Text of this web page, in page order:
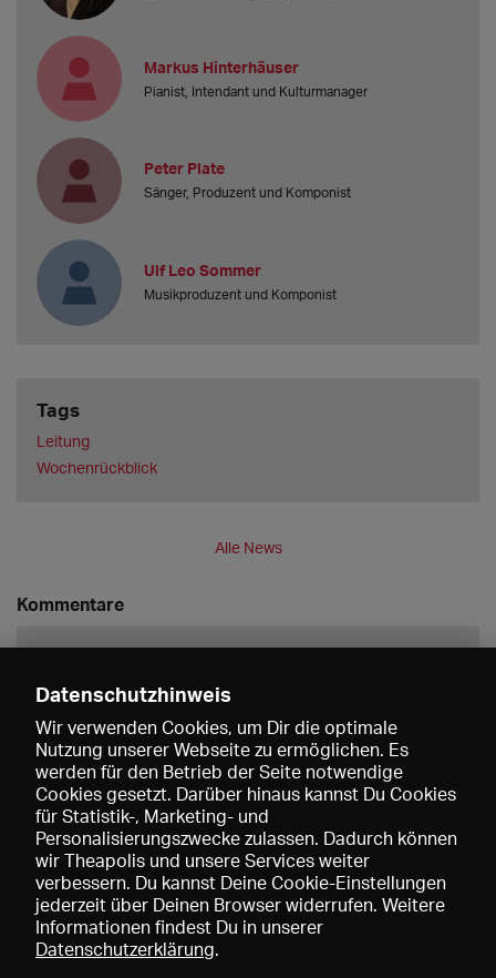
Markus Hinterhäuser
Pianist, Intendant und Kulturmanager
Peter Plate
Sänger, Produzent und Komponist
Ulf Leo Sommer
Musikproduzent und Komponist
Tags
Leitung
Wochenrückblick
Alle News
Kommentare
Speichern
Datenschutzhinweis
Wir verwenden Cookies, um Dir die optimale
Nutzung unserer Webseite zu ermöglichen. Es
werden für den Betrieb der Seite notwendige
Cookies gesetzt. Darüber hinaus kannst Du Cookies
für Statistik-, Marketing- und
Personalisierungszwecke zulassen. Dadurch können
wir Theapolis und unsere Services weiter
verbessern. Du kannst Deine Cookie-Einstellungen
jederzeit über Deinen Browser widerrufen. Weitere
Informationen findest Du in unserer
Datenschutzerklärung.